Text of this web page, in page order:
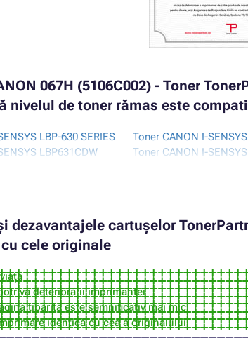
067H (5106C002) - Toner
nivelul de toner rămas este
LBP-630 SERIES
LBP631CDW
LBP631CW
Toner CANON I-
Toner CANON I-
dezavantajele cartușelor
cele originale
deteriorării imprimantei
tipărită este semnificativ mai mic
identică cu cea a originalului